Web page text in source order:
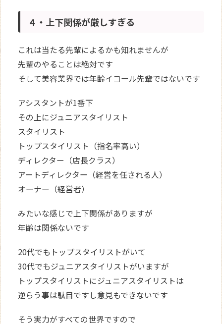
４・上下関係が厳しすぎる
これは当たる先輩によるかも知れませんが
先輩のやることは絶対です
そして美容業界では年齢イコール先輩ではないです
アシスタントが1番下
その上にジュニアスタイリスト
スタイリスト
トップスタイリスト（指名率高い）
ディレクター（店長クラス）
アートディレクター（経営を任される人）
オーナー（経営者）
みたいな感じで上下関係がありますが
年齢は関係ないです
20代でもトップスタイリストがいて
30代でもジュニアスタイリストがいますが
トップスタイリストにジュニアスタイリストは
逆らう事は駄目ですし意見もできないです
そう実力がすべての世界ですので